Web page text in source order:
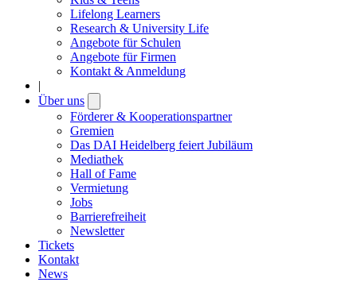
Lifelong Learners
Research & University Life
Angebote für Schulen
Angebote für Firmen
Kontakt & Anmeldung
|
Über uns
submenu
Förderer & Kooperationspartner
Gremien
Das DAI Heidelberg feiert Jubiläum
Mediathek
Hall of Fame
Vermietung
Jobs
Barrierefreiheit
Newsletter
Tickets
Kontakt
News